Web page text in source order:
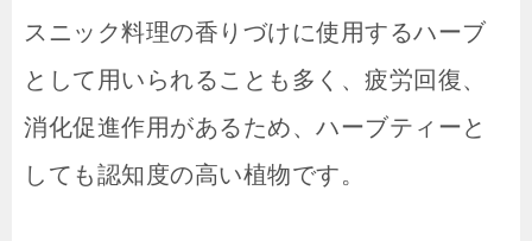
スニック料理の香りづけに使用するハーブ
として用いられることも多く、疲労回復、
消化促進作用があるため、ハーブティーと
しても認知度の高い植物です。